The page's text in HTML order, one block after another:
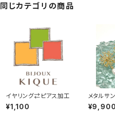
同じカテゴリの商品
イヤリング⇄ピアス加工
¥1,100
メタルサ
ル イヤリ
¥9,900